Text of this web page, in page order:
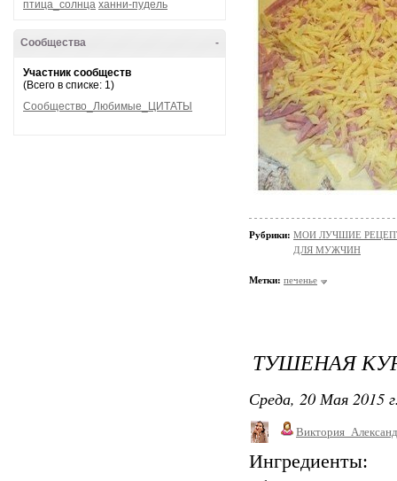
птица_солнца ханни-пудель
-
Сообщества
Участник сообществ
(Всего в списке: 1)
Сообщество_Любимые_ЦИТАТЫ
Рубрики: МОИ ЛУЧШИЕ
ДЛЯ МУЖЧИН
Метки: печенье
ТУШЕНАЯ
Среда, 20 Мая 2015
Ингредиенты: